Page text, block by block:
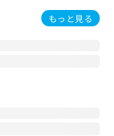
もっと見る